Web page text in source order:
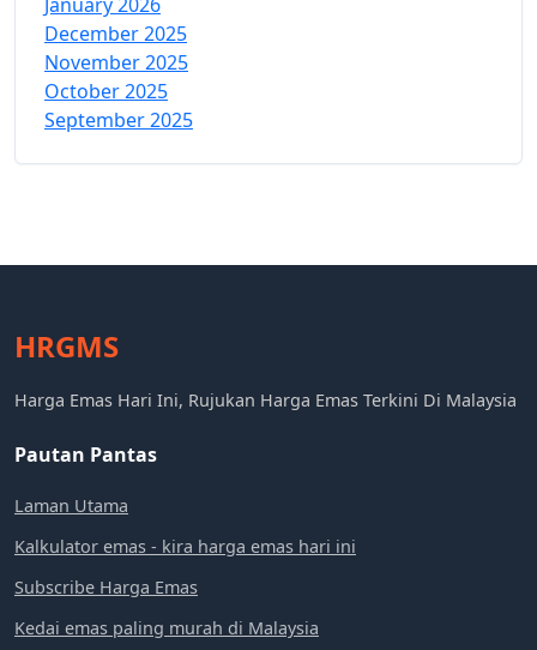
December 2025
November 2025
October 2025
September 2025
HRGMS
Harga Emas Hari Ini, Rujukan Harga Emas Terkini Di Malaysia
Pautan Pantas
Laman Utama
Kalkulator emas - kira harga emas hari ini
Subscribe Harga Emas
Kedai emas paling murah di Malaysia